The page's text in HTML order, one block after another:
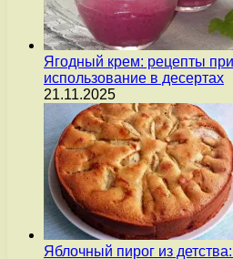
Ягодный крем: рецепты
использование в десертах
21.11.2025
Яблочный пирог из